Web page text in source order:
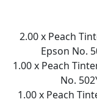
2.00 x Peach
Epson No.
1.00 x Peach
No.
1.00 x Peach